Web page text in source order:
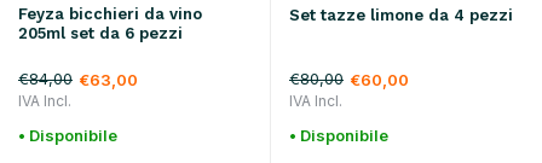
Feyza bicchieri da vino
205ml set da 6 pezzi
€84,00 €63,00
IVA Incl.
• Disponibile
Set tazze limone da 4 pezzi
€80,00 €60,00
IVA Incl.
• Disponibile